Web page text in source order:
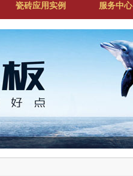
瓷砖应用实例 服务中心